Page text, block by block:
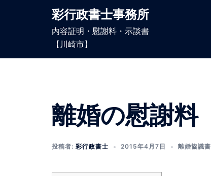
ツ
彩行政書士事務所
内容証明・慰謝料・示談書
【川崎市】
離婚の慰謝料
投稿者: 彩行政書士 2015年4月7日 離婚協議書